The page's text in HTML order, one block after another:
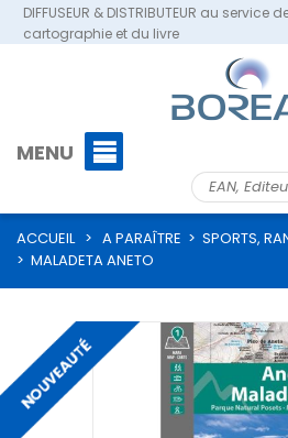
DIFFUSEUR & DISTRIBUTEUR au
cartographie et du livre
MENU
ACCUEIL > A PARAÎTRE > SPORTS,
> MALADETA ANETO